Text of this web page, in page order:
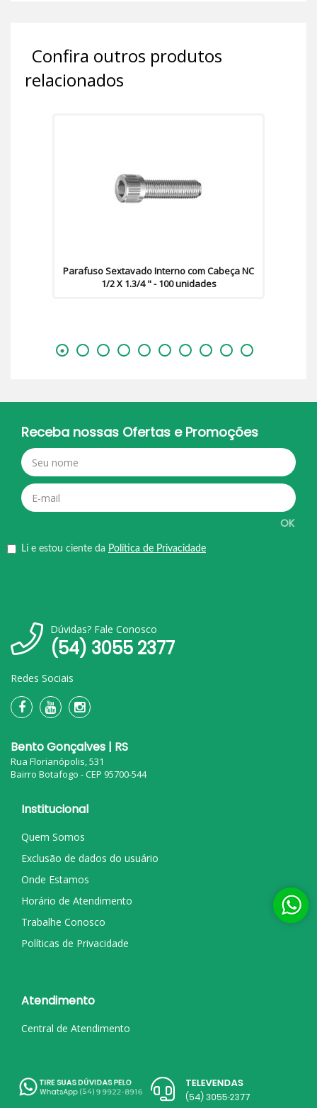
Confira outros produtos
relacionados
Parafuso Sextavado Interno com Cabeça NC
1/2 X 1.3/4 " - 100 unidades
Receba nossas Ofertas e Promoções
OK
Li e estou ciente da Política de Privacidade
Dúvidas? Fale Conosco
(54) 3055 2377
Redes Sociais
Bento Gonçalves | RS
Rua Florianópolis, 531
Bairro Botafogo - CEP 95700-544
Institucional
Quem Somos
Exclusão de dados do usuário
Onde Estamos
Horário de Atendimento
Trabalhe Conosco
Políticas de Privacidade
Atendimento
Central de Atendimento